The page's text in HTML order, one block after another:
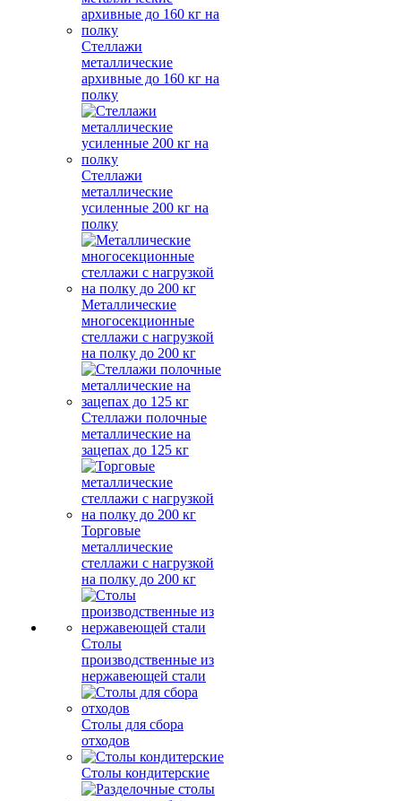
Стеллажи
металлические
архивные до 160 кг на
полку
Стеллажи
металлические
усиленные 200 кг на
полку
Металлические
многосекционные
стеллажи с нагрузкой
на полку до 200 кг
Стеллажи полочные
металлические на
зацепах до 125 кг
Торговые
металлические
стеллажи с нагрузкой
на полку до 200 кг
Столы
производственные из
нержавеющей стали
Столы для сбора
отходов
Столы кондитерские